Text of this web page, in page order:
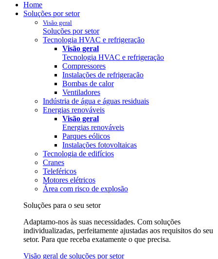
Home
Soluções por setor
Visão geral
Soluções por setor
Tecnologia HVAC e refrigeração
Visão geral
Tecnologia HVAC e refrigeração
Compressores
Instalações de refrigeração
Bombas de calor
Ventiladores
Indústria de água e águas residuais
Energias renováveis
Visão geral
Energias renováveis
Parques eólicos
Instalações fotovoltaicas
Tecnologia de edifícios
Cranes
Teleféricos
Motores elétricos
Área com risco de explosão
Soluções para o seu setor
Adaptamo-nos às suas necessidades. Com soluções
individualizadas, perfeitamente ajustadas aos requisitos do seu
setor. Para que receba exatamente o que precisa.
Visão geral de soluções por setor